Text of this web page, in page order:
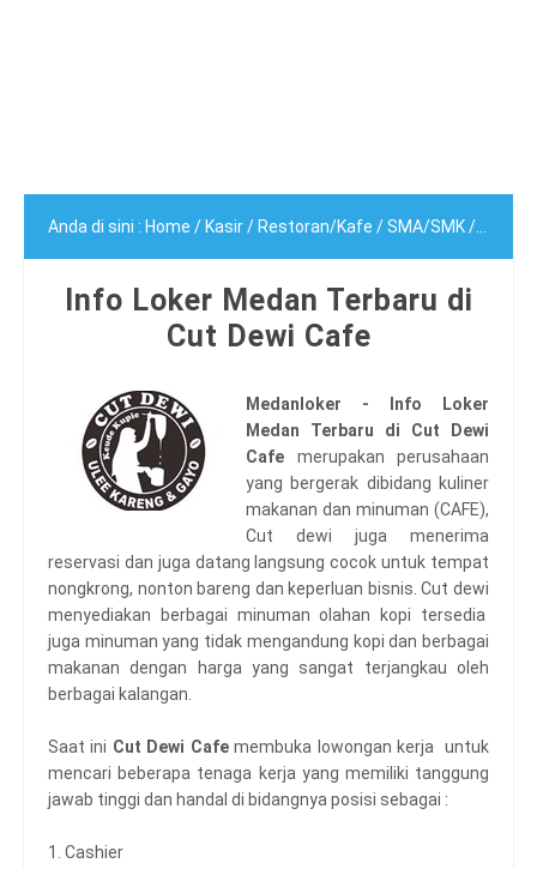
Anda di sini : Home / Kasir/ Restoran/Kafe /SMA/SMK/
Info Loker Medan Terbaru di
Cut Dewi Cafe
Medanloker - Info Loker
Medan Terbaru di Cut Dewi
Cafe merupakan perusahaan
yang bergerak dibidang kuliner
makanan dan minuman (CAFE),
Cut dewi juga menerima
reservasi dan juga datang langsung cocok untuk tempat
nongkrong, nonton bareng dan keperluan bisnis. Cut dewi
menyediakan berbagai minuman olahan kopi tersedia
juga minuman yang tidak mengandung kopi dan berbagai
makanan dengan harga yang sangat terjangkau oleh
berbagai kalangan.
Saat ini Cut Dewi Cafemembuka lowongan kerja untuk
mencari beberapa tenaga kerja yang memiliki tanggung
jawab tinggi dan handal di bidangnya posisi sebagai :
1. Cashier